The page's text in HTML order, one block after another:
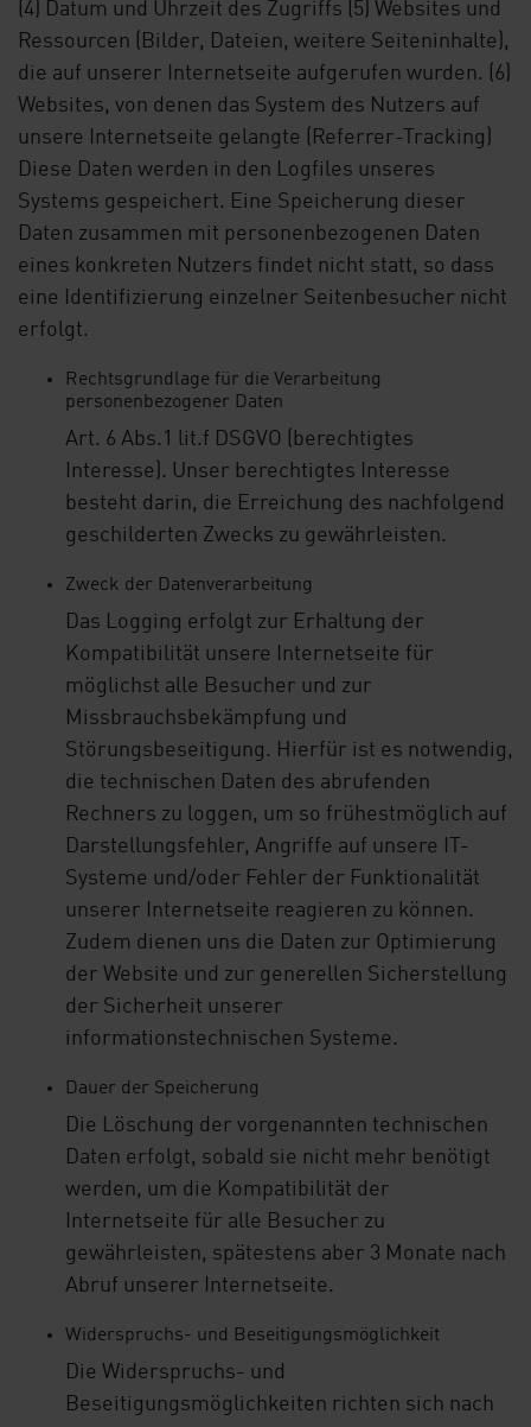
(4) Datum und Uhrzeit des Zugriffs (5) Websites und
Ressourcen (Bilder, Dateien, weitere Seiteninhalte),
die auf unserer Internetseite aufgerufen wurden. (6)
Websites, von denen das System des Nutzers auf
unsere Internetseite gelangte (Referrer-Tracking)
Diese Daten werden in den Logfiles unseres
Systems gespeichert. Eine Speicherung dieser
Daten zusammen mit personenbezogenen Daten
eines konkreten Nutzers findet nicht statt, so dass
eine Identifizierung einzelner Seitenbesucher nicht
erfolgt.
Rechtsgrundlage für die Verarbeitung
personenbezogener Daten
Art. 6 Abs.1 lit.f DSGVO (berechtigtes
Interesse). Unser berechtigtes Interesse
besteht darin, die Erreichung des nachfolgend
geschilderten Zwecks zu gewährleisten.
Zweck der Datenverarbeitung
Das Logging erfolgt zur Erhaltung der
Kompatibilität unsere Internetseite für
möglichst alle Besucher und zur
Missbrauchsbekämpfung und
Störungsbeseitigung. Hierfür ist es notwendig,
die technischen Daten des abrufenden
Rechners zu loggen, um so frühestmöglich auf
Darstellungsfehler, Angriffe auf unsere IT-
Systeme und/oder Fehler der Funktionalität
unserer Internetseite reagieren zu können.
Zudem dienen uns die Daten zur Optimierung
der Website und zur generellen Sicherstellung
der Sicherheit unserer
informationstechnischen Systeme.
Dauer der Speicherung
Die Löschung der vorgenannten technischen
Daten erfolgt, sobald sie nicht mehr benötigt
werden, um die Kompatibilität der
Internetseite für alle Besucher zu
gewährleisten, spätestens aber 3 Monate nach
Abruf unserer Internetseite.
Widerspruchs- und Beseitigungsmöglichkeit
Die Widerspruchs- und
Beseitigungsmöglichkeiten richten sich nach